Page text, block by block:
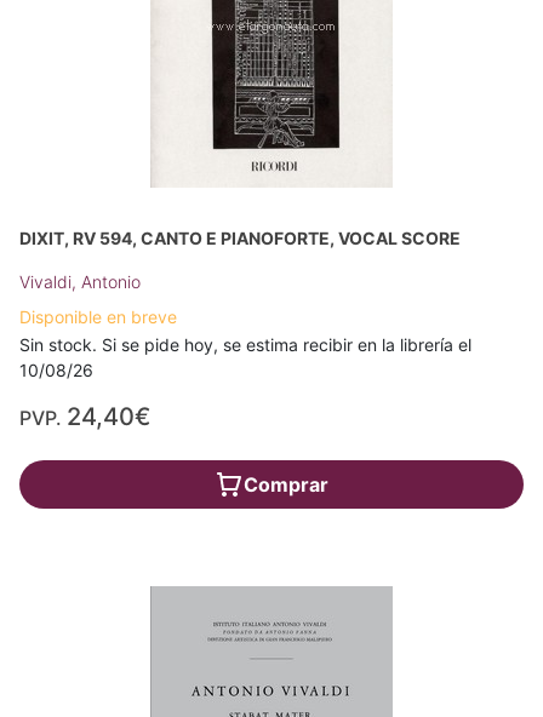
DIXIT, RV 594, CANTO E PIANOFORTE, VOCAL SCORE
Vivaldi, Antonio
Disponible en breve
Sin stock. Si se pide hoy, se estima recibir en la librería el
10/08/26
PVP. 24,40€
Comprar